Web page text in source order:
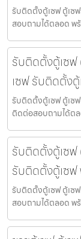
รับติดตั้งตู้เซฟ ตู้เซ
สอบถามได้ตลอด พ
รับติดตั้งตู้เซฟ
เซฟ รับติดตั้ง
รับติดตั้งตู้เซฟ ตู้เซ
ติดต่อสอบถามได้ต
รับติดตั้งตู้เซฟ
รับติดตั้งตู้เซ
รับติดตั้งตู้เซฟ ตู้เซ
สอบถามได้ตลอด พ